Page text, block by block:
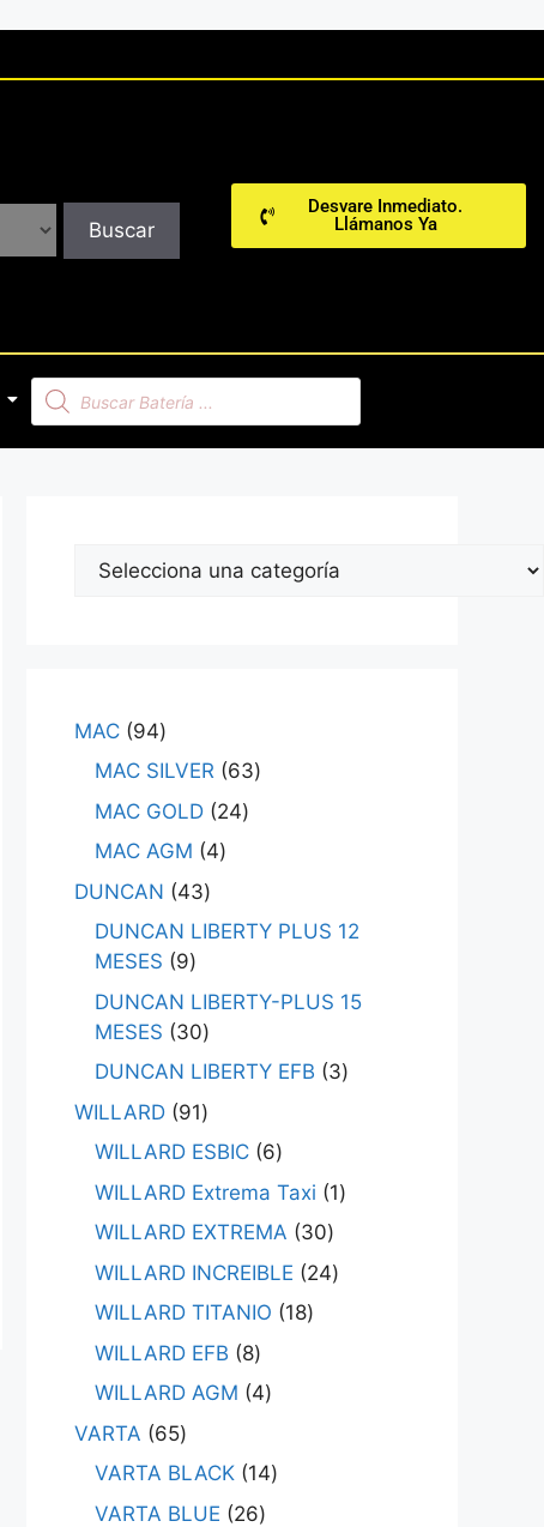
Buscar
Desvare Inmediato.
Llámanos Ya
MAC 94
MAC SILVER 63
MAC GOLD 24
MAC AGM
4
DUNCAN
43
DUNCAN LIBERTY PLUS 12
MESES
9
DUNCAN LIBERTY-PLUS 15
MESES
30
DUNCAN LIBERTY EFB
3
WILLARD 91
WILLARD ESBIC 6
WILLARD Extrema Taxi
1
WILLARD EXTREMA
30
WILLARD INCREIBLE
24
WILLARD TITANIO
18
WILLARD EFB
8
WILLARD AGM
4
VARTA
65
VARTA BLACK 14
VARTA BLUE
26